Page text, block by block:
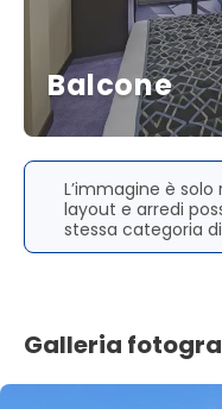
Balcone
L’immagine è
layout e arredi
stessa categoria
Galleria